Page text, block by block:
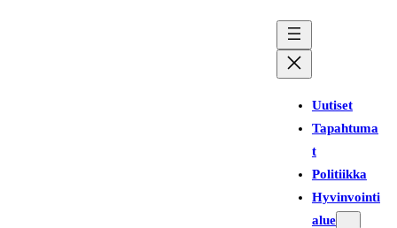
Uutiset
Tapahtuma
t
Politiikka
Hyvinvointi
alue